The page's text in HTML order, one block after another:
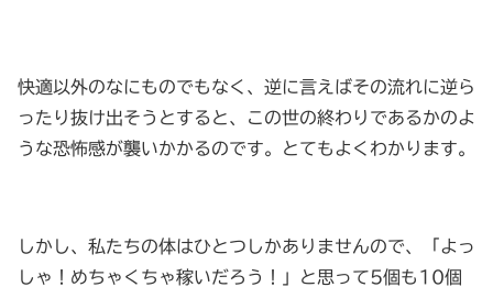
快適以外のなにものでもなく、逆に言えばその流れに逆ら
ったり抜け出そうとすると、この世の終わりであるかのよ
うな恐怖感が襲いかかるのです。とてもよくわかります。
しかし、私たちの体はひとつしかありませんので、「よっ
しゃ！めちゃくちゃ稼いだろう！」と思って5個も10個